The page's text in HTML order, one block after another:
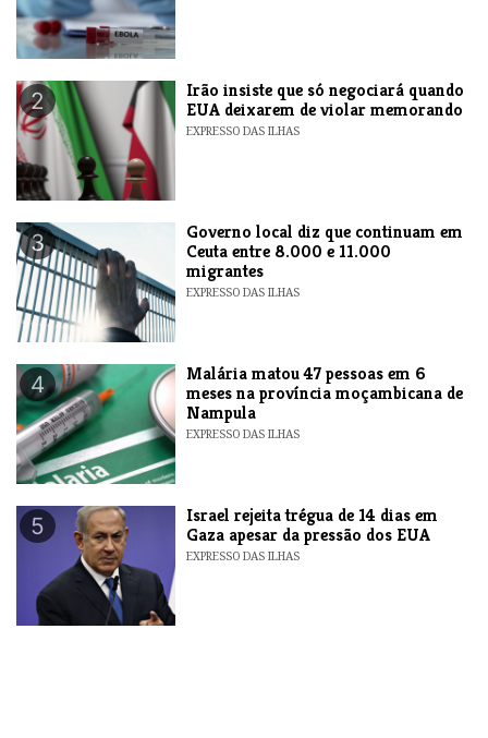
2
​Irão insiste que só negociará quando
EUA deixarem de violar memorando
EXPRESSO DAS ILHAS
3
​Governo local diz que continuam em
Ceuta entre 8.000 e 11.000
migrantes
EXPRESSO DAS ILHAS
4
​Malária matou 47 pessoas em 6
meses na província moçambicana de
Nampula
EXPRESSO DAS ILHAS
5
​Israel rejeita trégua de 14 dias em
Gaza apesar da pressão dos EUA
EXPRESSO DAS ILHAS